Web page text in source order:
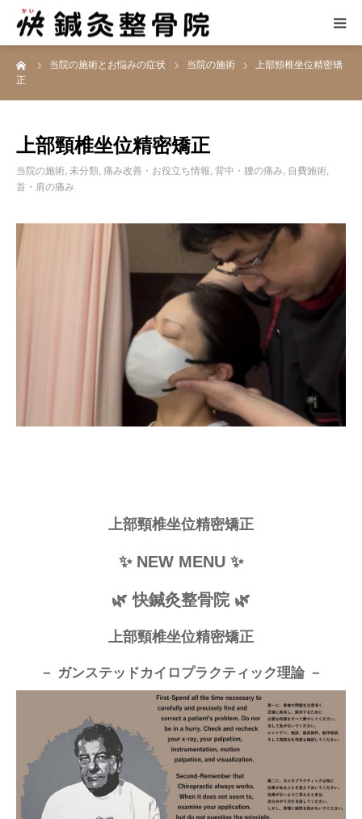
当院の施術とお悩みの症状 当院の施術
上部頸椎坐位精密矯
正
上部頸椎坐位精密矯正
当院の施術, 未分類, 痛み改善・お役立ち情報, 背中・腰の痛み, 自費施術,
首・肩の痛み
上部頸椎坐位精密矯正
✨ NEW MENU ✨
🌿 快鍼灸整骨院 🌿
上部頸椎坐位精密矯正
－ ガンステッドカイロプラクティック理論 －
当院の施術